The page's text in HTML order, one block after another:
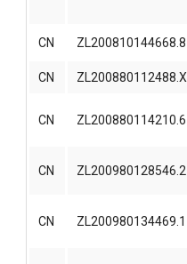
CN ZL200810144668.8
CN ZL200880112488.X
CN ZL200880114210.6
CN ZL200980128546.2
CN ZL200980134469.1